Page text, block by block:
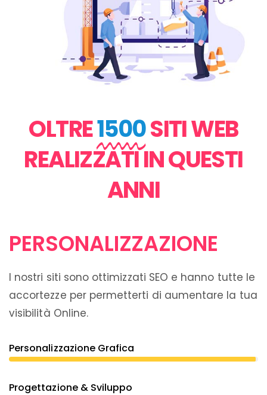
OLTRE1500SITI WEB
REALIZZATI IN QUESTI
ANNI
PERSONALIZZAZIONE
I nostri siti sono ottimizzati SEO e hanno tutte le
accortezze per permetterti di aumentare la tua
visibilità Online.
Personalizzazione Grafica
Progettazione & Sviluppo